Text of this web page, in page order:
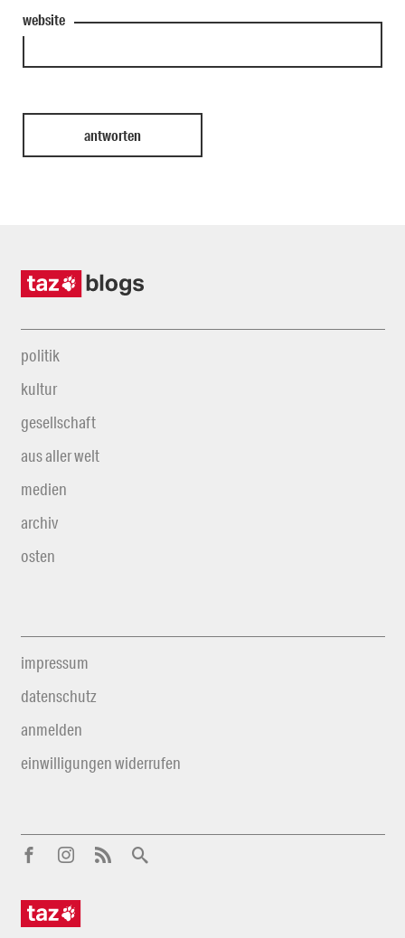
website
politik
kultur
gesellschaft
aus aller welt
medien
archiv
osten
impressum
datenschutz
anmelden
einwilligungen widerrufen